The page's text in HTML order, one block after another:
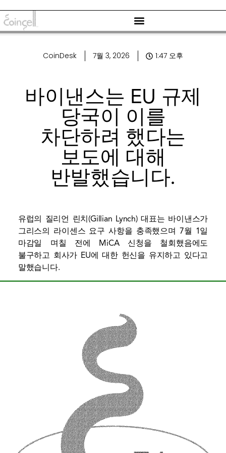
CoinDesk 7월 3, 2026 1:47 오후
바이낸스는 EU 규제
당국이 이를
차단하려 했다는
보도에 대해
반발했습니다.
유럽의 질리언 린치(Gillian Lynch) 대표는 바이낸스가
그리스의 라이센스 요구 사항을 충족했으며 7월 1일
마감일 며칠 전에 MiCA 신청을 철회했음에도
불구하고 회사가 EU에 대한 헌신을 유지하고 있다고
말했습니다.